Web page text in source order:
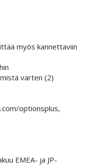
myös kannettaviin
varten (2)
optionsplus,
EMEA- ja JP-